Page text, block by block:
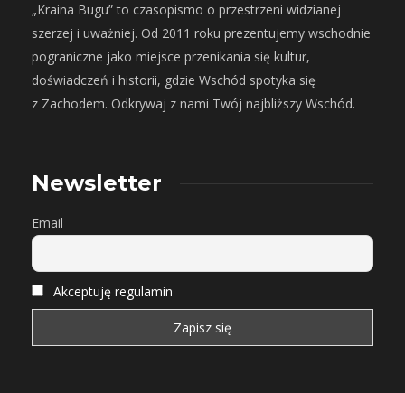
„Kraina Bugu” to czasopismo o przestrzeni widzianej
szerzej i uważniej. Od 2011 roku prezentujemy wschodnie
pograniczne jako miejsce przenikania się kultur,
doświadczeń i historii, gdzie Wschód spotyka się
z Zachodem. Odkrywaj z nami Twój najbliższy Wschód.
Newsletter
Email
Akceptuję regulamin